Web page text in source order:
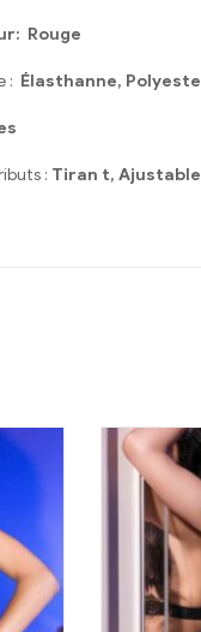
Rouge
: Élasthanne,
: Tiran t,